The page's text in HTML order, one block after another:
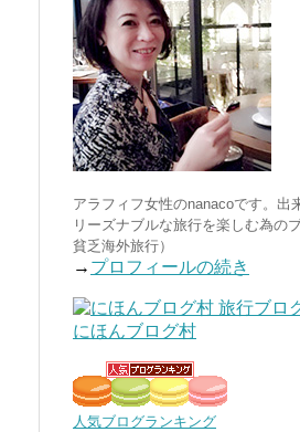
アラフィフ女性のnanacoです。出
リーズナブルな旅行を楽しむ為の
貧乏海外旅行）
→ プロフィールの続き
にほんブログ村
人気ブログランキング